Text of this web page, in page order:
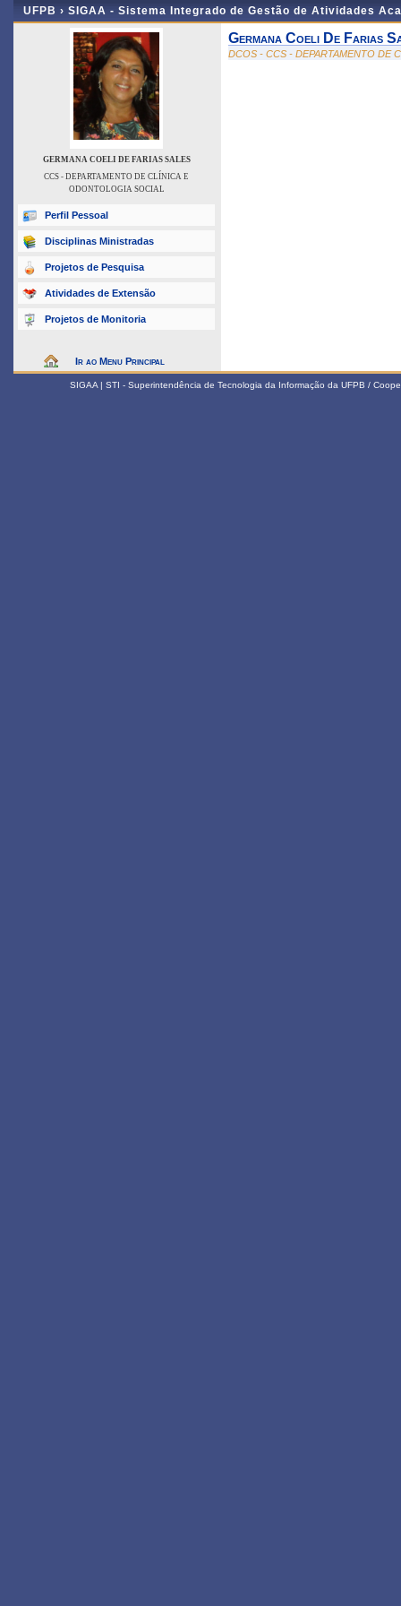
UFPB › SIGAA - Sistema Integrado de Gestão de Atividades
GERMANA COELI DE FARIAS SALES
CCS - DEPARTAMENTO DE CLÍNICA E
ODONTOLOGIA SOCIAL
Perfil Pessoal
Disciplinas Ministradas
Projetos de Pesquisa
Atividades de Extensão
Projetos de Monitoria
Ir ao Menu Principal
Germana Coeli De Farias
DCOS - CCS - DEPARTAMENTO DE
SIGAA | STI - Superintendência de Tecnologia da Informação da UFPB /